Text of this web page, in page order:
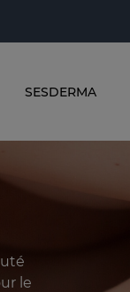
SESDERMA
le